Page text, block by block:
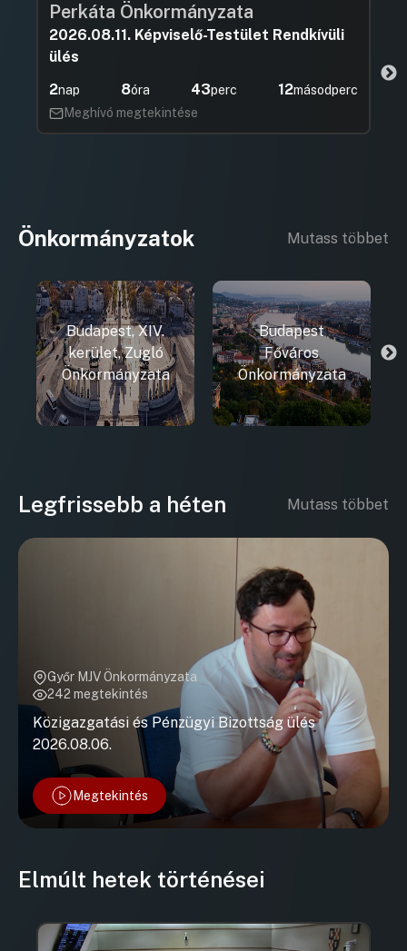
Perkáta Önkormányzata
2026.08.11. Képviselő-Testület Rendkívüli
ülés
2nap 8óra 43perc 10másodperc
Meghívó megtekintése
Önkormányzatok Mutass többet
Budapest, XIV.
kerület, Zugló
Önkormányzata
Budapest
Főváros
Önkormányzata
Legfrissebb a héten Mutass többet
Győr MJV Önkormányzata
242 megtekintés
Közigazgatási és Pénzügyi Bizottság ülés
2026.08.06.
Megtekintés
Elmúlt hetek történései